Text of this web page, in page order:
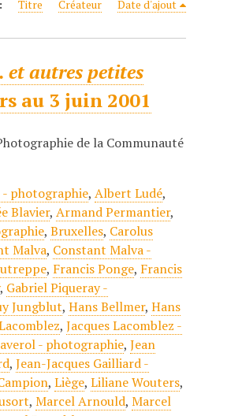
Titre Créateur Date d'ajout
et autres petites
au 3 juin 2001
de la Communauté
photographie,Albert Ludé,
Blavier,Armand Permantier,
,Bruxelles, Carolus
Malva, Constant Malva -
, Francis Ponge, Francis
, Gabriel Piqueray -
Jungblut,Hans Bellmer,Hans
,Jacques Lacomblez -
- photographie,Jean
,Jean-Jacques Gailliard -
,Liège,Liliane Wouters,
,Marcel Arnould,Marcel